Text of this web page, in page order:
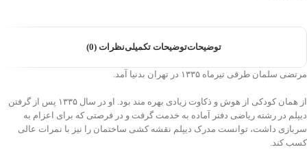
توضیحاتتوضیحات تکمیلینظرات (0)
مرتضی سلمان طرقی تیرماه ۱۳۳۵ در تهران بدنیا آمد.
از همان کودکی از هوش و ذکاوت زیادی بهره مند بود. او در سال ۱۳۳۵ پس از گرفتن
دیپلم در رشته ریاضی دفتر آماده به خدمت گرفت و در فرصتی که برای اعزام به
سربازی داشت، توانست مدرک دیپلم نقشه کشی ساختمان را نیز با نمرات عالی
کسب کند.